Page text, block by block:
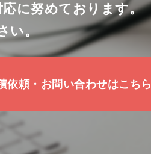
に努めております。
い。
依頼・お問い合わせはこちら